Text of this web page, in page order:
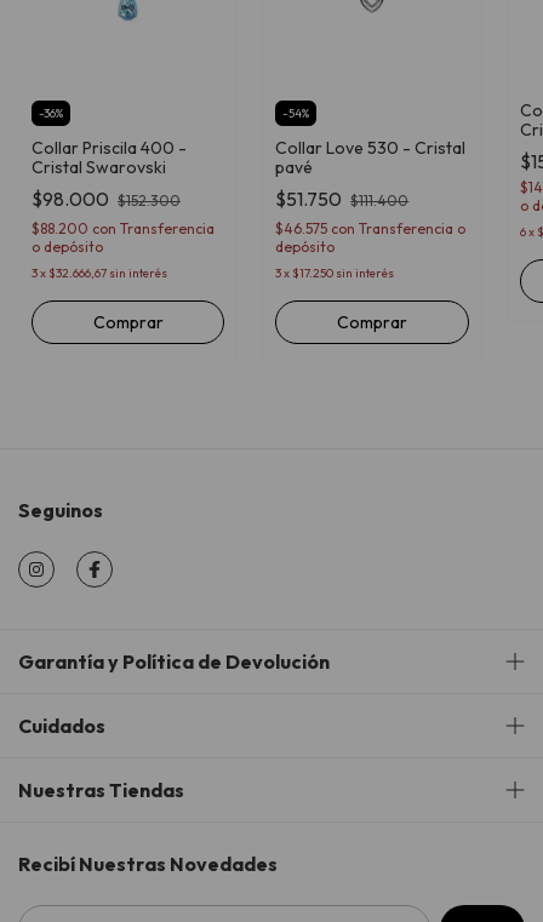
-36%
Collar Priscila 400 -
Cristal Swarovski
$98.000 $152.300
$88.200 con Transferencia
o depósito
3x $32.666,67 sin interés
Comprar
-54%
Collar Love 530 - Cristal
pavé
$51.750 $111.400
$46.575 con Transferencia o
depósito
3x $17.250 sin interés
Comprar
o
6x
Seguinos
Garantía y Política de Devolución
Cuidados
Nuestras Tiendas
Recibí Nuestras Novedades